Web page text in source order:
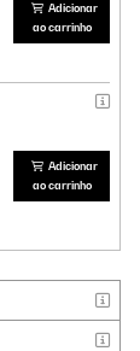
Adicionar
ao carrinho
Adicionar
ao carrinho